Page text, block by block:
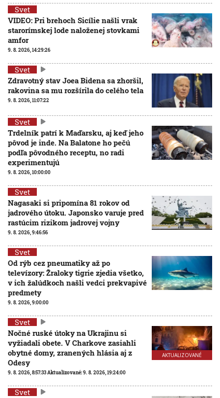
Svet
VIDEO: Pri brehoch Sicílie našli vrak
starorímskej lode naloženej stovkami
amfor
9. 8. 2026, 14:29:26
Svet
Zdravotný stav Joea Bidena sa zhoršil,
rakovina sa mu rozšírila do celého tela
9. 8. 2026, 11:07:22
Svet
Trdelník patrí k Maďarsku, aj keď jeho
pôvod je inde. Na Balatone ho pečú
podľa pôvodného receptu, no radi
experimentujú
9. 8. 2026, 10:00:00
Svet
Nagasaki si pripomína 81 rokov od
jadrového útoku. Japonsko varuje pred
rastúcim rizikom jadrovej vojny
9. 8. 2026, 9:46:56
Svet
Od rýb cez pneumatiky až po
televízory: Žraloky tigrie zjedia všetko,
v ich žalúdkoch našli vedci prekvapivé
predmety
9. 8. 2026, 9:00:00
AKTUALIZOVANÉ
Svet
Nočné ruské útoky na Ukrajinu si
vyžiadali obete. V Charkove zasiahli
obytné domy, zranených hlásia aj z
Odesy
9. 8. 2026, 8:57:33Aktualizované:9. 8. 2026, 19:24:00
Svet